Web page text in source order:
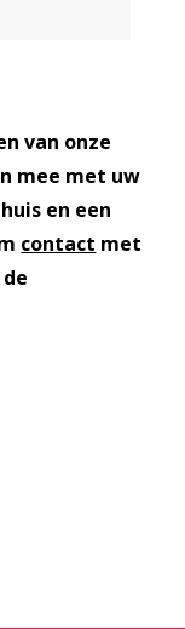
van onze
mee met uw
en een
contact met